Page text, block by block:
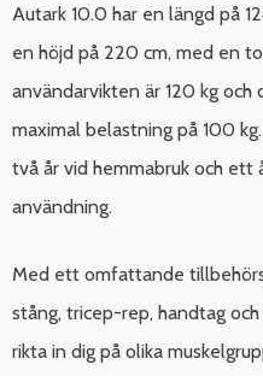
Autark 10.0 har en längd på
en höjd på 220 cm, med en
användarvikten är 120 kg
maximal belastning på 100
två år vid hemmabruk och ett
användning.
Med ett omfattande
stång, tricep-rep, handtag
rikta in dig på olika